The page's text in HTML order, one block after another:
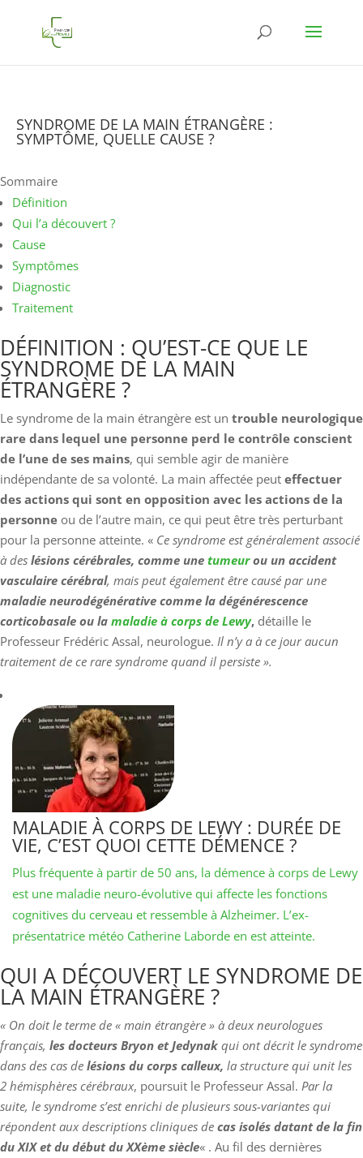
SYNDROME DE LA MAIN ÉTRANGÈRE :
SYMPTÔME, QUELLE CAUSE ?
Sommaire
Définition
Qui l’a découvert ?
Cause
Symptômes
Diagnostic
Traitement
DÉFINITION : QU’EST-CE QUE LE
SYNDROME DE LA MAIN
ÉTRANGÈRE ?
Le syndrome de la main étrangère est un trouble neurologique
rare dans lequel une personne perd le contrôle conscient
de l’une de ses mains, qui semble agir de manière
indépendante de sa volonté. La main affectée peut effectuer
des actions qui sont en opposition avec les actions de la
personne ou de l’autre main, ce qui peut être très perturbant
pour la personne atteinte. « Ce syndrome est généralement associé
à des lésions cérébrales, comme une tumeurou un accident
vasculaire cérébral, mais peut également être causé par une
maladie neurodégénérative comme la dégénérescence
corticobasale ou la maladie à corps de Lewy, détaille le
Professeur Frédéric Assal, neurologue. Il n’y a à ce jour aucun
traitement de ce rare syndrome quand il persiste ».
MALADIE À CORPS DE LEWY : DURÉE DE
VIE, C’EST QUOI CETTE DÉMENCE ?
Plus fréquente à partir de 50 ans, la démence à corps de Lewy
est une maladie neuro-évolutive qui affecte les fonctions
cognitives du cerveau et ressemble à Alzheimer. L’ex-
présentatrice météo Catherine Laborde en est atteinte.
QUI A DÉCOUVERT LE SYNDROME DE
LA MAIN ÉTRANGÈRE ?
« On doit le terme de « main étrangère » à deux neurologues
français, les docteurs Bryon et Jedynak qui ont décrit le syndrome
dans des cas de lésions du corps calleux, la structure qui unit les
2 hémisphères cérébraux, poursuit le Professeur Assal. Par la
suite, le syndrome s’est enrichi de plusieurs sous-variantes qui
répondent aux descriptions cliniques de cas isolés datant de la fin
du XIX et du début du XXème siècle« . Au fil des dernières